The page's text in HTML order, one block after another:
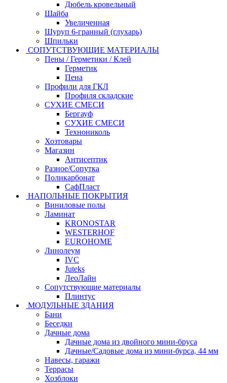
Дюбель кровельный
Шайба
Увеличенная
Шуруп 6-гранный (глухарь)
Шпильки
СОПУТСТВУЮЩИЕ МАТЕРИАЛЫ
Пены / Герметики / Клей
Герметик
Пена
Профили для ГКЛ
Профиля складские
СУХИЕ СМЕСИ
Бергауф
СУХИЕ СМЕСИ
Технониколь
Хозтовары
Магазин
Антисептик
Разное/Сопутка
Поликарбонат
СафПласт
НАПОЛЬНЫЕ ПОКРЫТИЯ
Виниловые полы
Ламинат
KRONOSTAR
WESTERHOF
EUROHOME
Линолеум
IVC
Juteks
ЛеоЛайн
Сопутствующие материалы
Плинтус
МОДУЛЬНЫЕ ЗДАНИЯ
Бани
Беседки
Дачные дома
Дачные дома из двойного мини-бруса
Дачные/Садовые дома из мини-бурса, 44 мм
Навесы, гаражи
Террасы
Хозблоки